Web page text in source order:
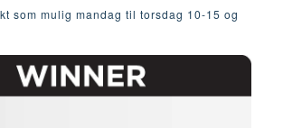
som mulig mandag til torsdag 10-15 og